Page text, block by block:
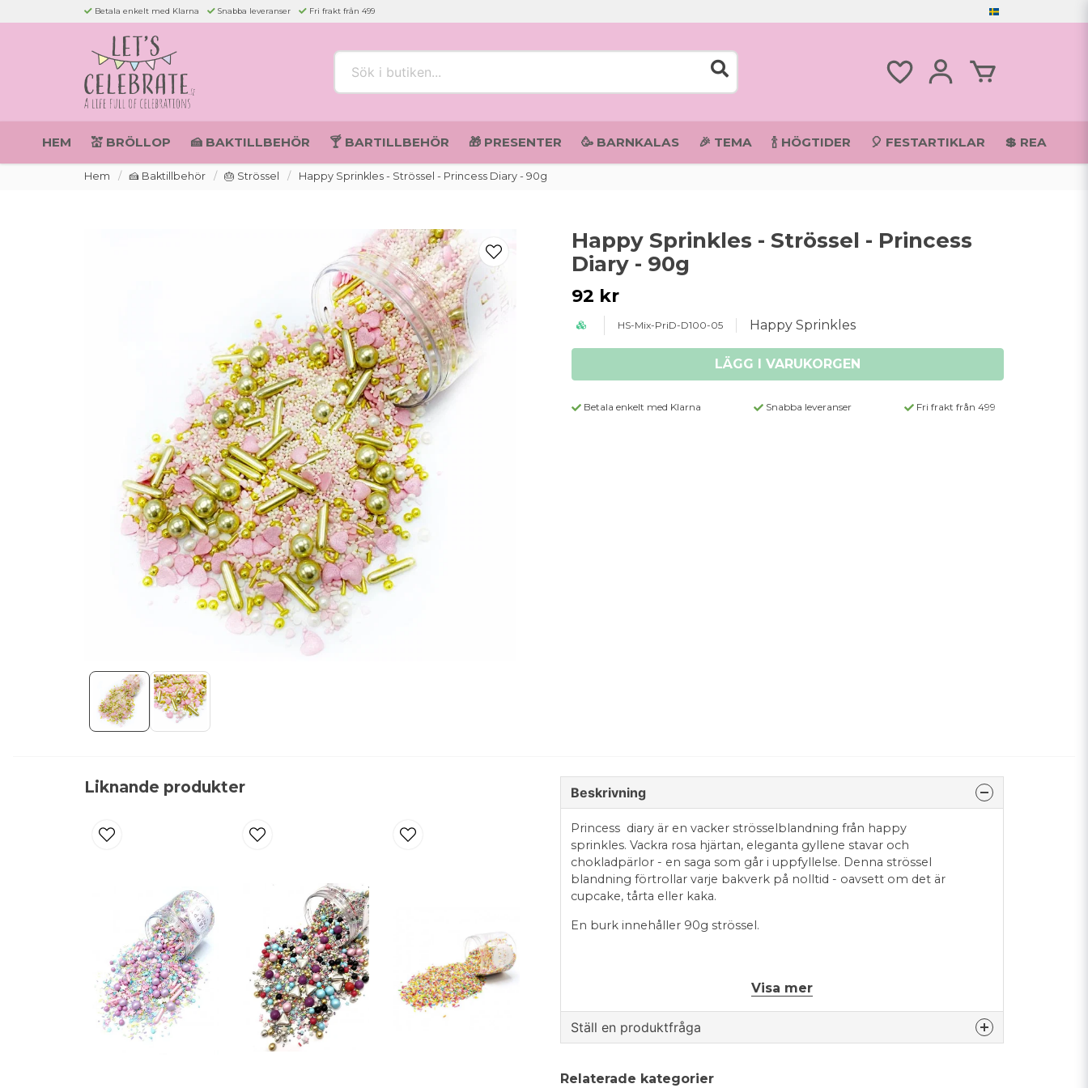
Betala enkelt med Klarna Snabba leveranser Fri frakt från 499
HEM 💒 BRÖLLOP 🍰 BAKTILLBEHÖR 🍸 BARTILLBEHÖR 🎁 PRESENTER 🥳 BARNKALAS 🎉 TEMA 🍾 HÖGTIDER 🎈 FESTARTIKLAR 💲 REA
Hem 🍰 Baktillbehör 🎂 Strössel Happy Sprinkles - Strössel - Princess Diary - 90g
Happy Sprinkles - Strössel - Princess
Diary - 90g
92 kr
HS-Mix-PriD-D100-05 Happy Sprinkles
LÄGG I VARUKORGEN
Betala enkelt med Klarna Snabba leveranser Fri frakt från 499
Liknande produkter Beskrivning
Princess diary är en vacker strösselblandning från happy
sprinkles. Vackra rosa hjärtan, eleganta gyllene stavar och
chokladpärlor - en saga som går i uppfyllelse. Denna strössel
blandning förtrollar varje bakverk på nolltid - oavsett om det är
cupcake, tårta eller kaka.
En burk innehåller 90g strössel.
Ingredienser: Socker, stärkelse (VETE, majs, potatis, ris), mjöl (VETE, ris),
VETEGRYN, vegetabiliska oljor (solros, raps, fullhärdad rapsolja, kokos),
kakaomassa, färgämne (E100, E120, E160a, E172, E174), livsmedelsfärg
emulgeringsmedel (lecitin (solros, SOJA), E473), gelatin (nötkött),
Visa mer
Ställ en produktfråga
Fråga oss något om denna produkten...
Relaterade kategorier